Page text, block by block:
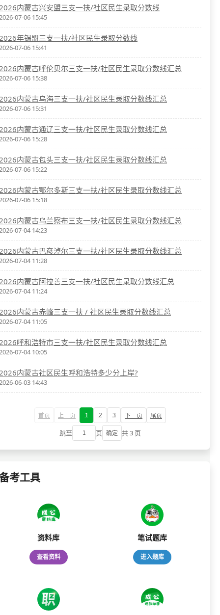
内蒙古兴安盟三支一扶/社区民生录取分数线
07-06 15:45
年锡盟三支一扶/社区民生录取分数线
07-06 15:41
内蒙古呼伦贝尔三支一扶/社区民生录取分数线汇总
07-06 15:38
内蒙古乌海三支一扶/社区民生录取分数线汇总
07-06 15:31
内蒙古通辽三支一扶/社区民生录取分数线汇总
07-06 15:28
内蒙古包头三支一扶/社区民生录取分数线汇总
07-06 15:22
内蒙古鄂尔多斯三支一扶/社区民生录取分数线汇总
07-06 15:18
内蒙古乌兰察布三支一扶/社区民生录取分数线汇总
07-04 14:23
内蒙古巴彦淖尔三支一扶/社区民生录取分数线汇总
07-04 11:28
内蒙古阿拉善三支一扶/社区民生录取分数线汇总
07-04 11:24
内蒙古赤峰三支一扶 / 社区民生录取分数线汇总
07-04 11:05
呼和浩特市三支一扶/社区民生录取分数线汇总
07-04 10:05
内蒙古社区民生呼和浩特多少分上岸?
06-03 14:43
首页 上一页 1 2 3 下一页 尾页
跳至 页 确定 共 3 页
考工具
资料库
查看资料
笔试题库
进入题库